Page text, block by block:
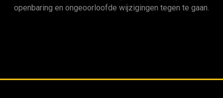
openbaring en ongeoorloofde wijzigingen tegen te gaan.